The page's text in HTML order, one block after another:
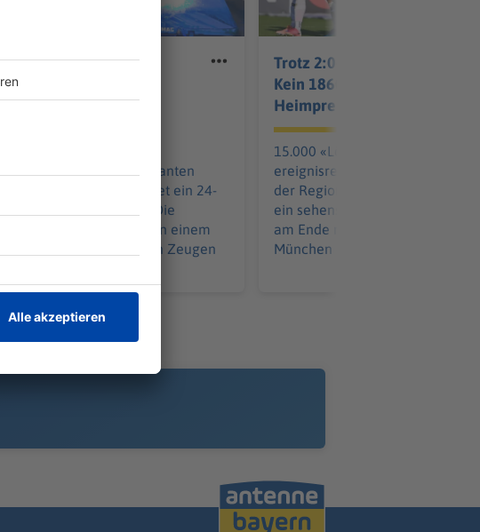
Autofahrer rast der
Polizei davon - bis an
einen Baum
Geschwindigkeit und riskanten
Überholmanövern flüchtet ein 24-
Jähriger vor der Polizei. Die
Verfolgungsfahrt endet an einem
Baum. Die Ermittler bitten Zeugen
Trotz 2:0-Vorsprung:
Kein 1860-Sieg zur
Heimpremiere
15.000 «Löwen»-Fans sehen
ereignisreiche Heimpremiere in
der Regionalliga: Ein
ein sehenswerter Außenrist –
am Ende reicht es für 1860
München doch nicht zum